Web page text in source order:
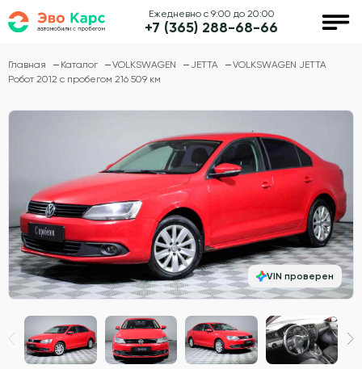
Ежедневно с 9:00 до 20:00
+7 (365) 288-68-66
Главная Каталог VOLKSWAGEN JETTA
VOLKSWAGEN JETTA
Робот 2012 с пробегом 216 509 км
VIN проверен